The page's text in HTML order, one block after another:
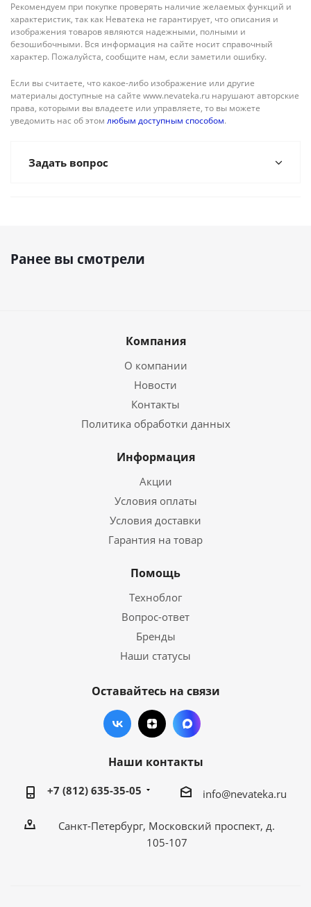
Рекомендуем при покупке проверять наличие желаемых функций и
характеристик, так как Неватека не гарантирует, что описания и
изображения товаров являются надежными, полными и
безошибочными. Вся информация на сайте носит справочный
характер. Пожалуйста, сообщите нам, если заметили ошибку.
Если вы считаете, что какое-либо изображение или другие
материалы доступные на сайте www.nevateka.ru нарушают авторские
права, которыми вы владеете или управляете, то вы можете
уведомить нас об этом любым доступным способом.
Задать вопрос
Ранее вы смотрели
Компания
О компании
Новости
Контакты
Политика обработки данных
Информация
Акции
Условия оплаты
Условия доставки
Гарантия на товар
Помощь
Техноблог
Вопрос-ответ
Бренды
Наши статусы
Оставайтесь на связи
Наши контакты
+7 (812) 635-35-05 info@nevateka.ru
Санкт-Петербург, Московский проспект, д.
105-107